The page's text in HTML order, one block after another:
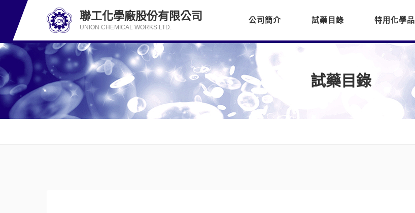
試藥目錄
聯工化學廠股份有限公司
UNION CHEMICAL WORKS LTD.
公司簡介 試藥目錄 特用化學品